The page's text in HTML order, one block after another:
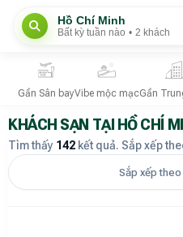
Hồ Chí Minh
Bất kỳ tuần nào • 2 khách
Gần Sân bayVibe mộc mạcGần
KHÁCH SẠN TẠI HỒ CHÍ
Tìm thấy 142 kết quả. Sắp xếp
Sắp xếp theo